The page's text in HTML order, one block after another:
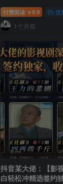
付费阅读 ￥9.9 优
1个月前
抖音某大佬：【影
白轻松冲精选签约